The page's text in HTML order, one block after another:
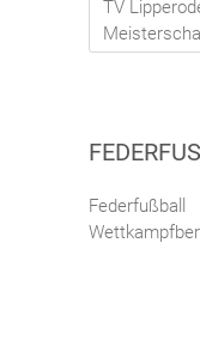
TV
Federfußball